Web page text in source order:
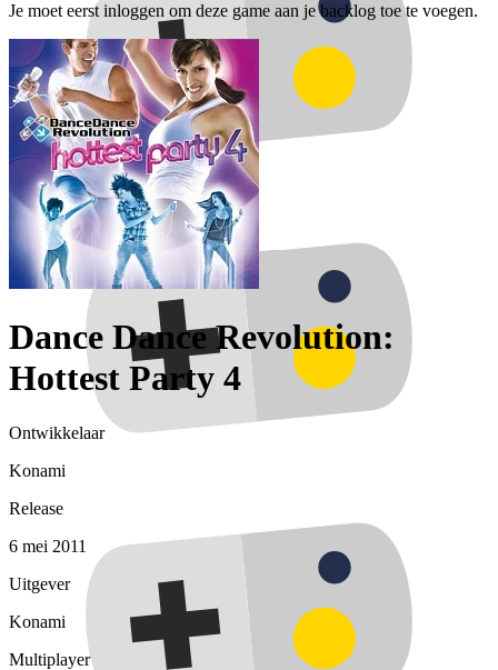
Je moet eerst inloggen om deze game aan je backlog toe te voegen.
Dance Dance Revolution:
Hottest Party 4
Ontwikkelaar
Konami
Release
6 mei 2011
Uitgever
Konami
Multiplayer